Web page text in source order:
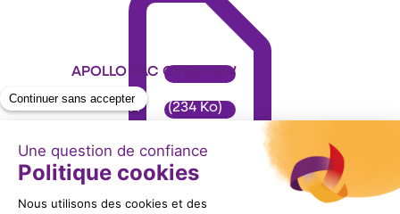
APOLLO PAC OVERVIEW
Format : PDF (234 Ko)
Télécharger